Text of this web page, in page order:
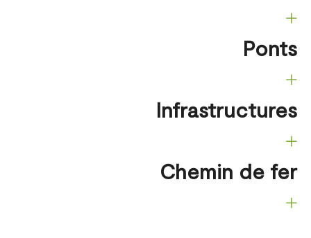
Ponts
Infrastructures
Chemin de fer